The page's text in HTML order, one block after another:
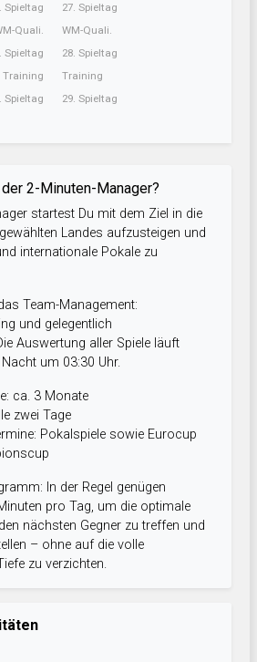
Spieltag
Quali.
Spieltag
Training
Spieltag
27. Spieltag
WM-Quali.
28. Spieltag
Training
29. Spieltag
2-Minuten-Manager?
startest Du mit dem Ziel in die
Landes aufzusteigen und
internationale Pokale zu
Team-Management:
und gelegentlich
Auswertung aller Spiele läuft
um 03:30 Uhr.
ca. 3 Monate
zwei Tage
Pokalspiele sowie Eurocup
In der Regel genügen
pro Tag, um die optimale
nächsten Gegner zu treffen und
– ohne auf die volle
zu verzichten.